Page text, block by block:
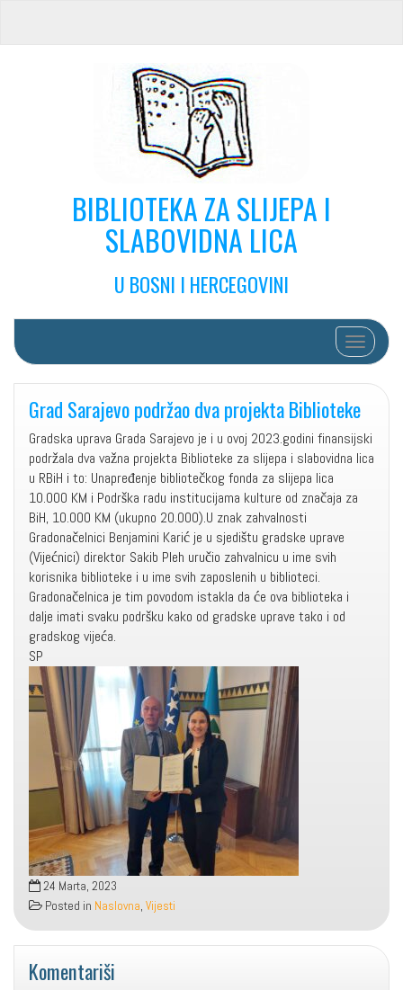
BIBLIOTEKA ZA SLIJEPA I
SLABOVIDNA LICA
U BOSNI I HERCEGOVINI
Toggle
Grad Sarajevo podržao dva projekta Biblioteke
Gradska uprava Grada Sarajevo je i u ovoj 2023.godini finansijski
podržala dva važna projekta Biblioteke za slijepa i slabovidna lica
u RBiH i to: Unapređenje bibliotečkog fonda za slijepa lica
10.000 KM i Podrška radu institucijama kulture od značaja za
BiH, 10.000 KM (ukupno 20.000).U znak zahvalnosti
Gradonačelnici Benjamini Karić je u sjedištu gradske uprave
(Vijećnici) direktor Sakib Pleh uručio zahvalnicu u ime svih
korisnika biblioteke i u ime svih zaposlenih u biblioteci.
Gradonačelnica je tim povodom istakla da će ova biblioteka i
dalje imati svaku podršku kako od gradske uprave tako i od
gradskog vijeća.
SP
24 Marta, 2023
Posted in Naslovna, Vijesti
Komentariši